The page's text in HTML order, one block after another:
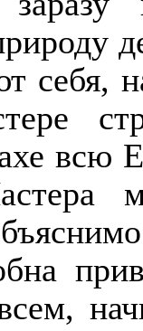
себя,
всю